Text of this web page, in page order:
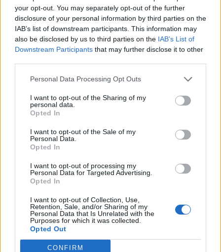
your opt-out. You may separately opt-out of the further
disclosure of your personal information by third parties on the
IAB’s list of downstream participants. This information may
also be disclosed by us to third parties on the IAB’s List of
Downstream Participants that may further disclose it to other
Personal Data Processing Opt Outs
I want to opt-out of the Sharing of my
personal data.
Opted In
I want to opt-out of the Sale of my
Personal Data.
Opted In
I want to opt-out of processing my
Personal Data for Targeted Advertising.
Opted In
I want to opt-out of Collection, Use,
Retention, Sale, and/or Sharing of my
Personal Data that Is Unrelated with the
Purposes for which it was collected.
Opted Out
CONFIRM